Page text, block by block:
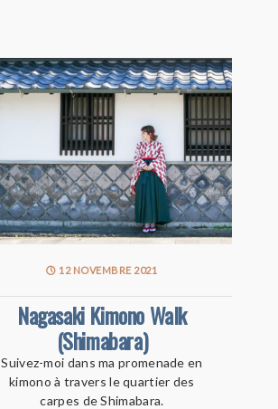
12 NOVEMBRE 2021
Nagasaki Kimono Walk
(Shimabara)
Suivez-moi dans ma promenade en
kimono à travers le quartier des
carpes de Shimabara.